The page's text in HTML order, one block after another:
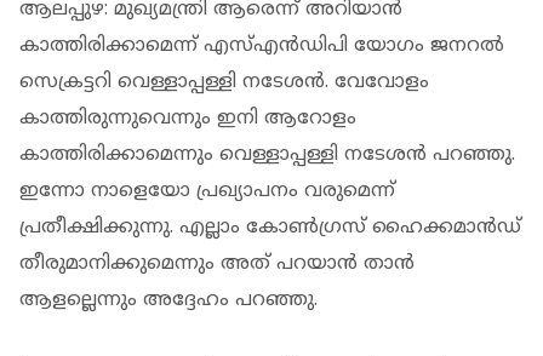
ആലപ്പുഴ: മുഖ്യമന്ത്രി ആരെന്ന് അറിയാന്‍
കാത്തിരിക്കാമെന്ന് എസ്എന്‍ഡിപി യോഗം ജനറല്‍
സെക്രട്ടറി വെള്ളാപ്പള്ളി നടേശന്‍. വേവോളം
കാത്തിരുന്നുവെന്നും ഇനി ആറോളം
കാത്തിരിക്കാമെന്നും വെള്ളാപ്പള്ളി നടേശന്‍ പറഞ്ഞു.
ഇന്നോ നാളെയോ പ്രഖ്യാപനം വരുമെന്ന്
പ്രതീക്ഷിക്കുന്നു. എല്ലാം കോണ്‍ഗ്രസ് ഹൈക്കമാന്‍ഡ്
തീരുമാനിക്കുമെന്നും അത് പറയാന്‍ താന്‍
ആളല്ലെന്നും അദ്ദേഹം പറഞ്ഞു.